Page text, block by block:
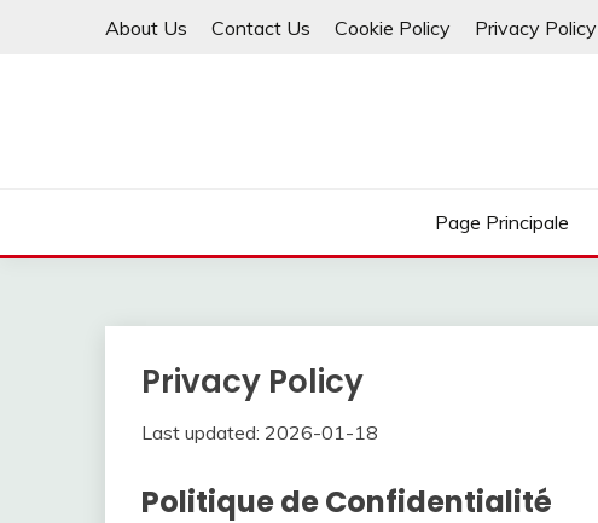
About Us Contact Us Cookie Policy Privacy Policy
Page Principale
Privacy Policy
Last updated: 2026-01-18
Politique de Confidentialité